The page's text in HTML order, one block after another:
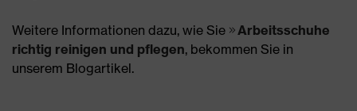
Weitere Informationen dazu, wie Sie
Arbeitsschuhe
richtig reinigen und pflegen, bekommen Sie in
unserem Blogartikel.